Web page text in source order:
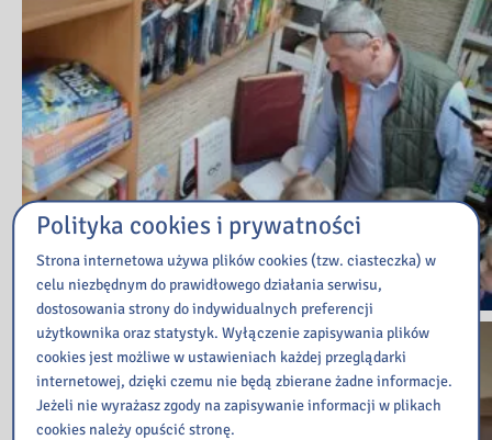
Polityka cookies i prywatności
Strona internetowa używa plików cookies (tzw. ciasteczka) w
celu niezbędnym do prawidłowego działania serwisu,
dostosowania strony do indywidualnych preferencji
użytkownika oraz statystyk. Wyłączenie zapisywania plików
cookies jest możliwe w ustawieniach każdej przeglądarki
internetowej, dzięki czemu nie będą zbierane żadne informacje.
Jeżeli nie wyrażasz zgody na zapisywanie informacji w plikach
cookies należy opuścić stronę.